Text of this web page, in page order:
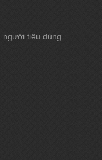
người tiêu dùng